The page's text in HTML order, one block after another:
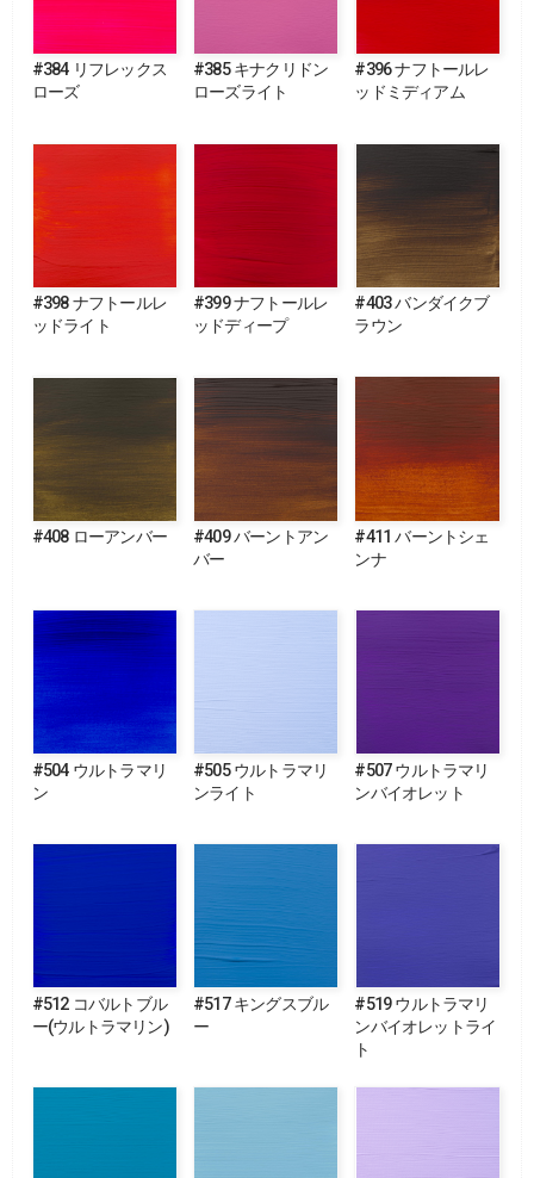
#384 リフレックス
ローズ
#385 キナクリドン
ローズライト
#396 ナフトールレ
ッドミディアム
#398 ナフトールレ
ッドライト
#399 ナフトールレ
ッドディープ
#403 バンダイクブ
ラウン
#408 ローアンバー
#409 バーントアン
バー
#411 バーントシェ
ンナ
#504 ウルトラマリ
ン
#505 ウルトラマリ
ンライト
#507 ウルトラマリ
ンバイオレット
#512 コバルトブル
ー(ウルトラマリン)
#517 キングスブル
ー
#519 ウルトラマリ
ンバイオレットライ
ト